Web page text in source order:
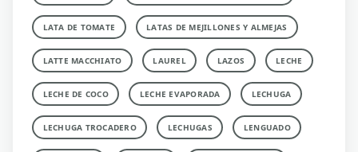
LATA DE TOMATE LATAS DE MEJILLONES Y ALMEJAS
LATTE MACCHIATO LAUREL LAZOS LECHE
LECHE DE COCO LECHE EVAPORADA LECHUGA
LECHUGA TROCADERO LECHUGAS LENGUADO